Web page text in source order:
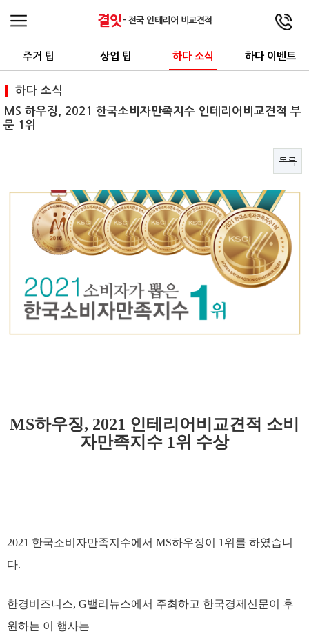
결잇 - 전국 인테리어 비교견적
주거 팁 상업 팁 하다 소식 하다 이벤트
하다 소식
MS 하우징, 2021 한국소비자만족지수 인테리어비교견적 부
문 1위
목록
본문
MS하우징, 2021 인테리어비교견적 소비
자만족지수 1위 수상
2021 한국소비자만족지수에서 MS하우징이 1위를 하였습니
다.
한경비즈니스, G밸리뉴스에서 주최하고 한국경제신문이 후
원하는 이 행사는